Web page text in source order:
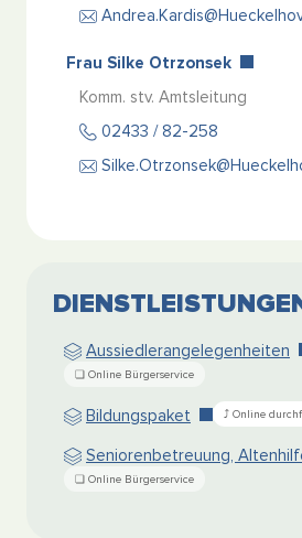
Frau Silke Otrzonsek
Komm. stv. Amtsleitung
02433 / 82-258
Aussiedlerangelegenheiten
Bildungspaket
Seniorenbetreuung,